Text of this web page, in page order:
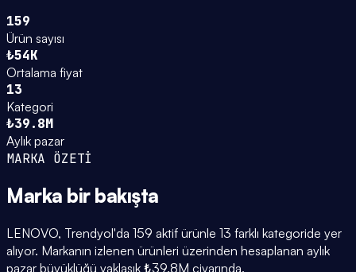
159
Ürün sayısı
₺54K
Ortalama fiyat
13
Kategori
₺39.8M
Aylık pazar
MARKA ÖZETİ
Marka bir bakışta
LENOVO, Trendyol'da 159 aktif ürünle 13 farklı kategoride yer
alıyor. Markanın izlenen ürünleri üzerinden hesaplanan aylık
pazar büyüklüğü yaklaşık ₺39.8M civarında.